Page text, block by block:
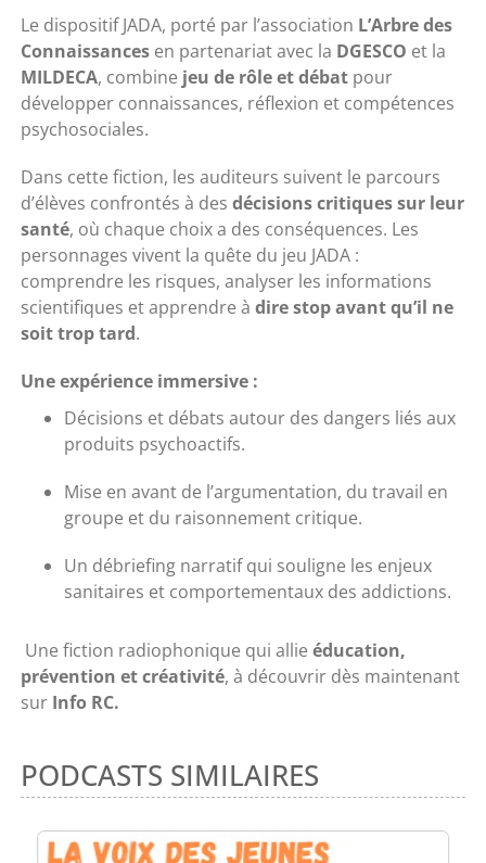
Le dispositif JADA, porté par l’association L’Arbre des
Connaissances en partenariat avec la DGESCO et la
MILDECA, combine jeu de rôle et débat pour
développer connaissances, réflexion et compétences
psychosociales.
Dans cette fiction, les auditeurs suivent le parcours
d’élèves confrontés à desdécisions critiques sur leur
santé, où chaque choix a des conséquences. Les
personnages vivent la quête du jeu JADA :
comprendre les risques, analyser les informations
scientifiques et apprendre àdire stop avant qu’il ne
soit trop tard.
Une expérience immersive :
Décisions et débats autour des dangers liés aux
produits psychoactifs.
Mise en avant de l’argumentation, du travail en
groupe et du raisonnement critique.
Un débriefing narratif qui souligne les enjeux
sanitaires et comportementaux des addictions.
Une fiction radiophonique qui allieéducation,
prévention et créativité, à découvrir dès maintenant
sur Info RC.
PODCASTS SIMILAIRES